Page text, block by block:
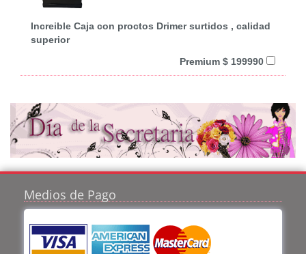
Increible Caja con proctos Drimer surtidos , calidad
superior
Premium $ 199990
Medios de Pago